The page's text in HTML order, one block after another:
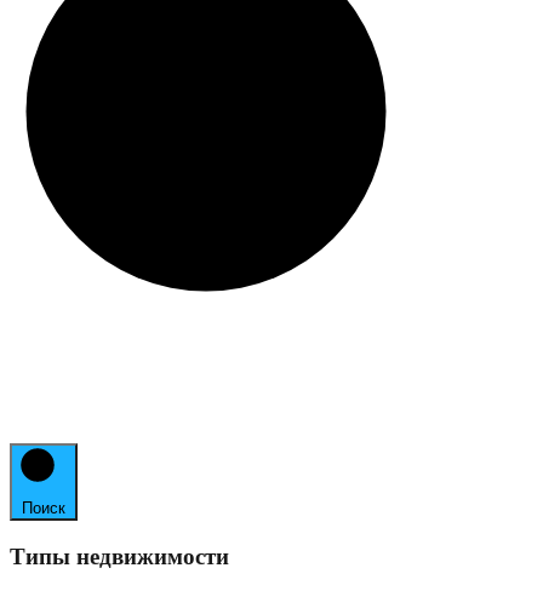
Поиск
Типы недвижимости